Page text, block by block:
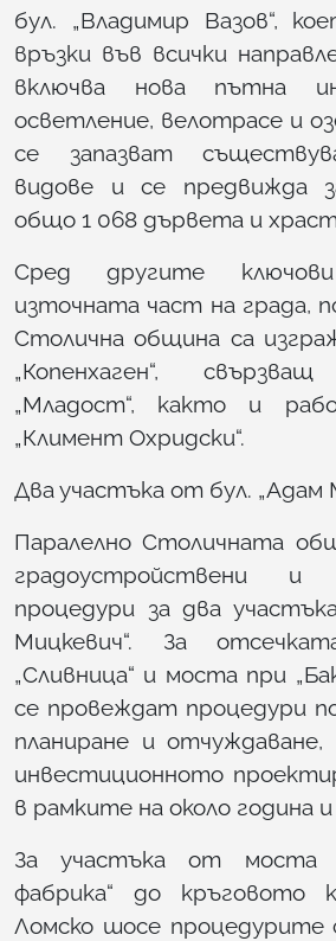
бул. „Владимир Вазов“,
връзки във всички
включва нова пътна
осветление, велотрасе и
се запазват
видове и се предвижда
общо 1 068 дървета и
Сред другите
източната част на града,
Столична община са
„Копенхаген“,
„Младост“, както и
„Климент Охридски“.
Два участъка от бул. „Адам
Паралелно Столичната
градоустройствени и
процедури за два
Мицкевич“. За
„Сливница“ и моста при
се провеждат процедури
планиране и
инвестиционното
в рамките на около година и
За участъка от моста
фабрика“ до кръговото
Ломско шосе процедурите